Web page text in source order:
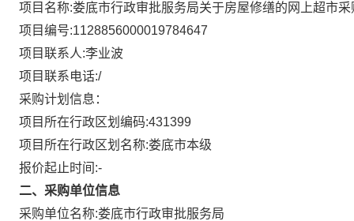
项目名称:娄底市行政审批服务局关于房屋修缮的网上超市采
项目编号:1128856000019784647
项目联系人:李业波
项目联系电话:/
采购计划信息：
项目所在行政区划编码:431399
项目所在行政区划名称:娄底市本级
报价起止时间:-
二、采购单位信息
采购单位名称:娄底市行政审批服务局